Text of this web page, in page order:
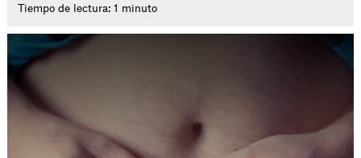
Tiempo de lectura: 1 minuto